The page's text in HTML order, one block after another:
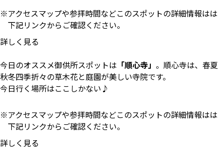
アクセスマップや参拝時間などこのスポットの詳細情報はは
下記リンクからご確認ください。
詳しく見る
今日のオススメ御供所スポットは 「順心寺」 。順心寺は、春夏
秋冬四季折々の草木花と庭園が美しい寺院です。
今日行く場所はここしかない♪
アクセスマップや参拝時間などこのスポットの詳細情報はは
下記リンクからご確認ください。
詳しく見る